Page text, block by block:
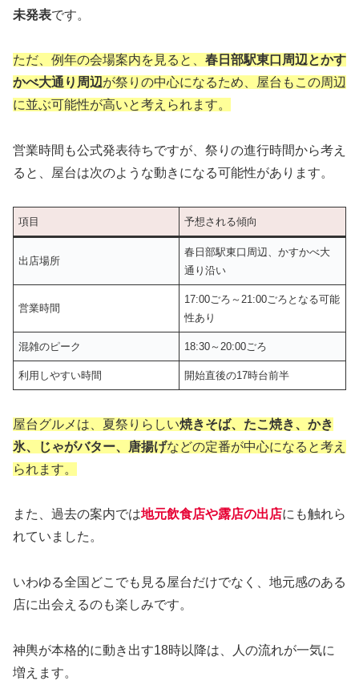
未発表です。
ただ、例年の会場案内を見ると、 春日部駅東口周辺とかす
かべ大通り周辺が祭りの中心になるため、屋台もこの周辺
に並ぶ可能性が高いと考えられます。
営業時間も公式発表待ちですが、祭りの進行時間から考え
ると、屋台は次のような動きになる可能性があります。
項目 予想される傾向
出店場所
春日部駅東口周辺、かすかべ大
通り沿い
営業時間
17:00ごろ～21:00ごろとなる可能
性あり
混雑のピーク 18:30～20:00ごろ
利用しやすい時間 開始直後の17時台前半
屋台グルメは、夏祭りらしい焼きそば、たこ焼き、かき
氷、じゃがバター、唐揚げなどの定番が中心になると考え
られます。
また、過去の案内では地元飲食店や露店の出店にも触れら
れていました。
いわゆる全国どこでも見る屋台だけでなく、地元感のある
店に出会えるのも楽しみです。
神輿が本格的に動き出す18時以降は、人の流れが一気に
増えます。